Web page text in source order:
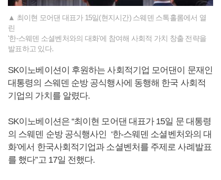
▲ 최이현 모어댄 대표가 15일(현지시간) 스웨덴 스톡홀롬에서 열
린
'한-스웨덴 소셜벤처와의 대화'에 참여해 사회적 가치 창출 전략을
발표하고 있다.
SK이노베이션이 후원하는 사회적기업 모어댄이 문재인
대통령의 스웨덴 순방 공식행사에 동행해 한국 사회적
기업의 가치를 알렸다.
SK이노베이션은 “최이현 모어댄 대표가 15일 문 대통령
의 스웨덴 순방 공식행사인 ‘한-스웨덴 소셜벤처와의 대
화’에서 한국사회적기업과 소셜벤처를 주제로 사례발표
를 했다”고 17일 전했다.